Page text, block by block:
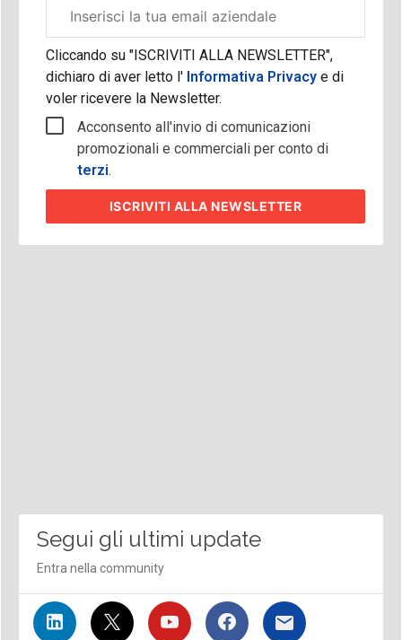
aziendale
Cliccando su "ISCRIVITI ALLA NEWSLETTER",
dichiaro di aver letto l'Informativa Privacy e di
voler ricevere la Newsletter.
Acconsento all'invio di comunicazioni
promozionali e commerciali per conto di
terzi.
ISCRIVITI ALLA NEWSLETTER
Segui gli ultimi update
Entra nella community